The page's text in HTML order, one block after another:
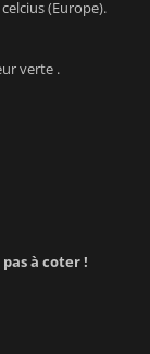
(Europe).
verte .
à coter !